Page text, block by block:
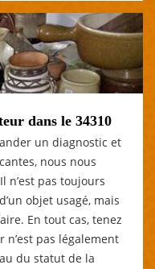
dans le 34310
un diagnostic et
nous nous
n’est pas toujours
objet usagé, mais
En tout cas, tenez
n’est pas légalement
du statut de la